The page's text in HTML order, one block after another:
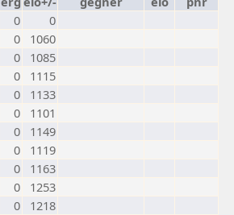
0
0
0
1060
0
1085
0
1115
0
1133
0
1101
0
1149
0
1119
0
1163
0
1253
0
1218